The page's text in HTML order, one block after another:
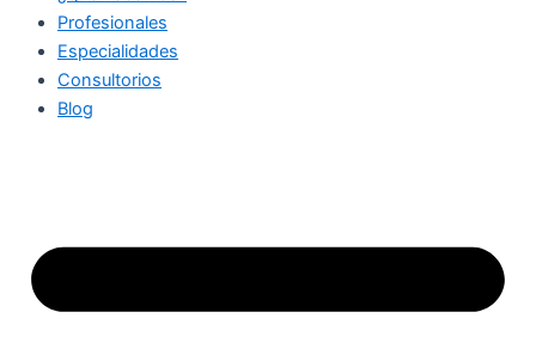
Profesionales
Especialidades
Consultorios
Blog